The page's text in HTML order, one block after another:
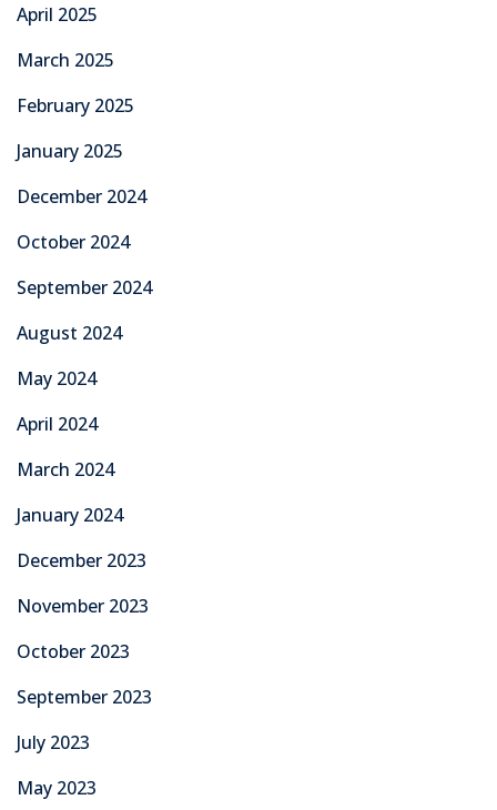
April 2025
March 2025
February 2025
January 2025
December 2024
October 2024
September 2024
August 2024
May 2024
April 2024
March 2024
January 2024
December 2023
November 2023
October 2023
September 2023
July 2023
May 2023